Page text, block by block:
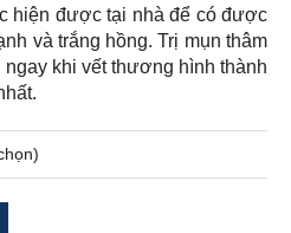
hiện được tại nhà để có được
và trắng hồng. Trị mụn thâm
ngay khi vết thương hình thành